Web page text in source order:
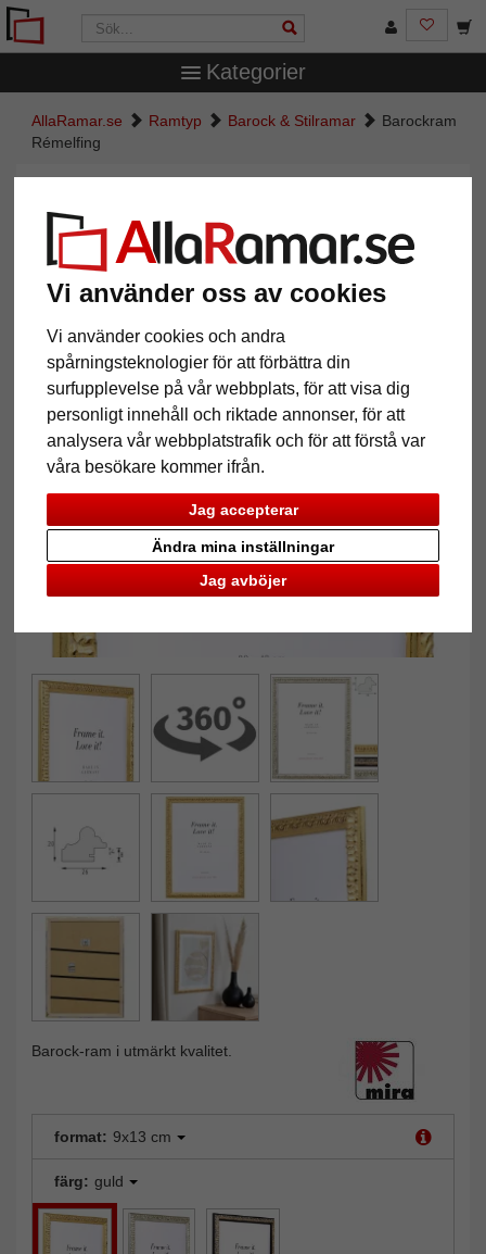
Vi använder oss av cookies
Vi använder cookies och andra
spårningsteknologier för att förbättra din
surfupplevelse på vår webbplats, för att visa dig
personligt innehåll och riktade annonser, för att
analysera vår webbplatstrafik och för att förstå var
våra besökare kommer ifrån.
Jag accepterar
Jag avböjer
Ändra mina inställningar
Kategorier
AllaRamar.se Ramtyp Barock & Stilramar
Barockram
Rémelfing
Tillbaka
Barock-ram i utmärkt kvalitet.
format: 9x13 cm
färg: guld